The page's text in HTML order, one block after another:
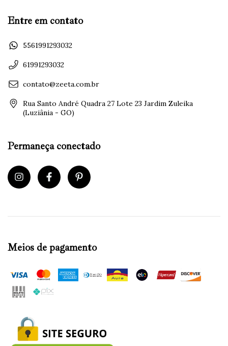
Entre em contato
5561991293032
61991293032
contato@zeeta.com.br
Rua Santo André Quadra 27 Lote 23 Jardim Zuleika
(Luziânia - GO)
Permaneça conectado
Meios de pagamento